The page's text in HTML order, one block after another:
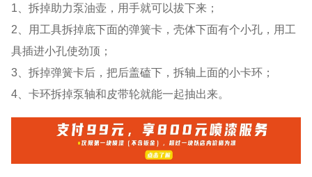
1、拆掉助力泵油壶，用手就可以拔下来；
2、用工具拆掉底下面的弹簧卡，壳体下面有个小孔，用工
具插进小孔使劲顶；
3、拆掉弹簧卡后，把后盖磕下，拆轴上面的小卡环；
4、卡环拆掉泵轴和皮带轮就能一起抽出来。